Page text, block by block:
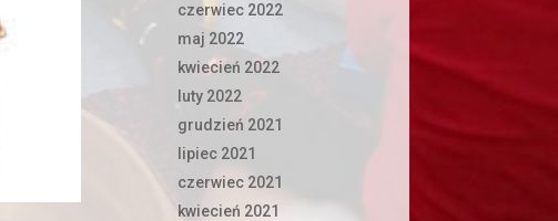
czerwiec 2022
maj 2022
kwiecień 2022
luty 2022
grudzień 2021
lipiec 2021
czerwiec 2021
kwiecień 2021